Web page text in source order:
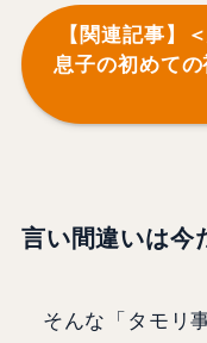
【関連記事】
息子の初めて
言い間違いは今
そんな「タモリ